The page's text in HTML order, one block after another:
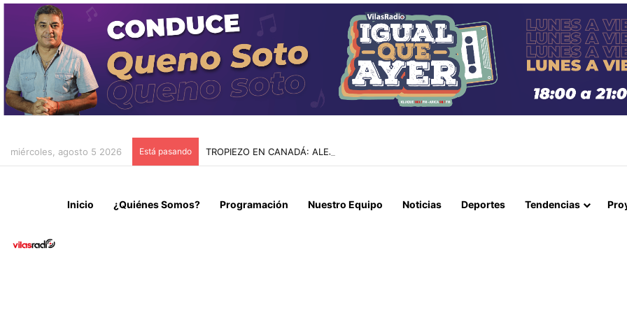
miércoles, agosto 5 2026 Está pasando TROPIEZO EN CANADÁ: ALEJANDRO TABILO CAE ANTE EL 73 DEL MUNDO Y SE DESPIDE EN
Inicio ¿Quiénes Somos? Programación Nuestro Equipo Noticias Deportes Tendencias